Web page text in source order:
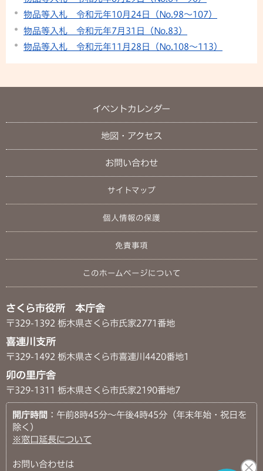
物品等入札 令和元年10月24日（No.98～107）
物品等入札 令和元年7月31日（No.83）
物品等入札 令和元年11月28日（No.108～113）
イベントカレンダー
地図・アクセス
お問い合わせ
サイトマップ
個人情報の保護
免責事項
このホームページについて
さくら市役所 本庁舎
〒329-1392 栃木県さくら市氏家2771番地
喜連川支所
〒329-1492 栃木県さくら市喜連川4420番地1
卯の里庁舎
〒329-1311 栃木県さくら市氏家2190番地7
開庁時間 ：午前8時45分～午後4時45分（年末年始・祝日を
除く）
※窓口延長について
お問い合わせは